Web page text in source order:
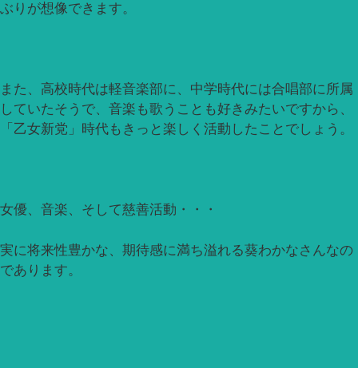
ぶりが想像できます。
また、高校時代は軽音楽部に、中学時代には合唱部に所属
していたそうで、音楽も歌うことも好きみたいですから、
「乙女新党」時代もきっと楽しく活動したことでしょう。
女優、音楽、そして慈善活動・・・
実に将来性豊かな、期待感に満ち溢れる葵わかなさんなの
であります。